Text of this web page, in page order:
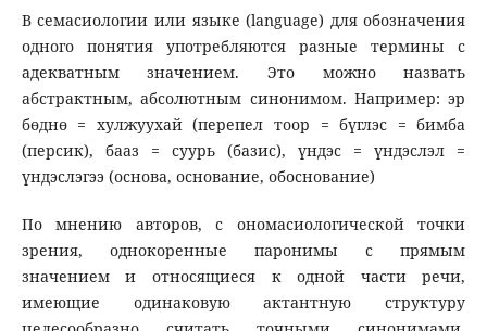
В семасиологии или языке (language) для обозначения
одного понятия употребляются разные термины с
адекватным значением. Это можно назвать
абстрактным, абсолютным синонимом. Например: эр
бөднө = хулжуухай (перепел тоор = бүглэс = бимба
(персик), бааз = суурь (базис), үндэс = үндэслэл =
үндэслэгээ (основа, основание, обоснование)
По мнению авторов, с ономасиологической точки
зрения, однокоренные паронимы с прямым
значением и относящиеся к одной части речи,
имеющие одинаковую актантную структуру